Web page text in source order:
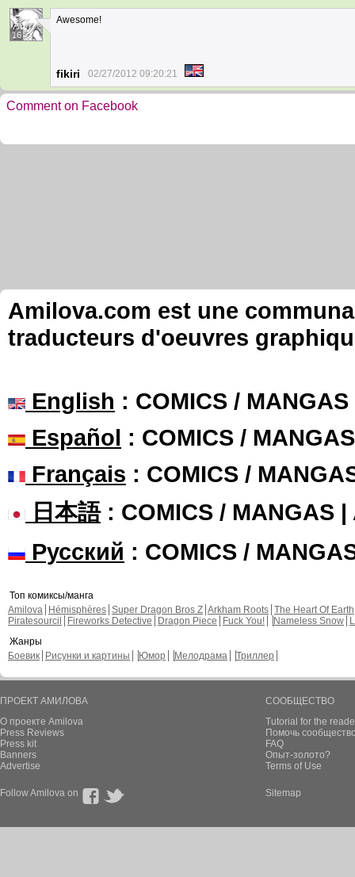
16
Awesome!
fikiri 02/27/2012 09:20:21
Comment on Facebook
Amilova.com est une
traducteurs d'oeuvres
English : COMICS /
Español : COMICS /
Français : COMICS /
日本語: COMICS / MANGAS |
Русский : COMICS /
Топ комиксы/манга
Amilova
Hémisphères Super Dragon Bros Z Arkham Roots The Heart Of Earth
Piratesourcil
Fireworks Detective Dragon Piece Fuck You! Nameless Snow
Жанры
Боевик
Рисунки и картины Юмор Мелодрама Триллер
ПРОЕКТ АМИЛОВА
О проекте Amilova
Press Reviews
Press kit
Banners
Advertise
СООБЩЕСТВО
Tutorial for the
Помочь
FAQ
Опыт-золото?
Terms of Use
Follow Amilova on Sitemap